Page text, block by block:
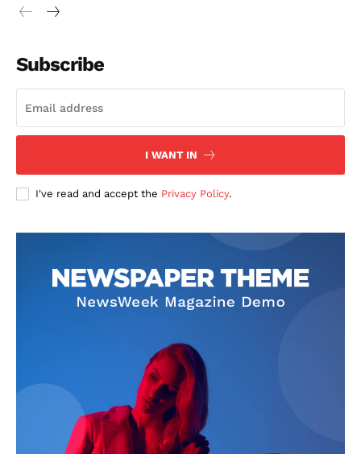
Subscribe
I WANT IN
I've read and accept the Privacy Policy.